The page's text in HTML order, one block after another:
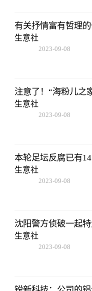
有关抒情富有哲理
生意社
2023-09-08
注意了！“海粉儿之
生意社
2023-09-08
本轮足坛反腐已有
生意社
2023-09-08
沈阳警方侦破一起
生意社
2023-09-08